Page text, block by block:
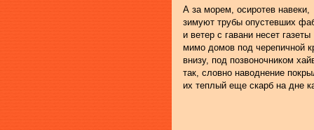
А за морем, осиротев навеки,
зимуют трубы опустевших
и ветер с гавани несет газеты
мимо домов под черепичной
внизу, под позвоночником
так, словно наводнение
их теплый еще скарб на дне